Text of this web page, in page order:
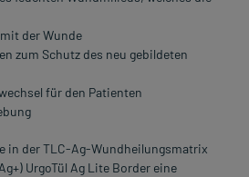
der Wunde
zum Schutz des neu gebildeten
für den Patienten
in der TLC-Ag-Wundheilungsmatrix
UrgoTül Ag Lite Border eine